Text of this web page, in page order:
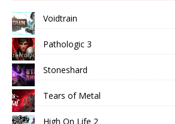
Voidtrain
Pathologic 3
Stoneshard
Tears of Metal
High On Life 2